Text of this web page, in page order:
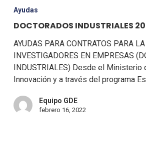
Ayudas
DOCTORADOS INDUSTRIALES
AYUDAS PARA CONTRATOS PARA
INVESTIGADORES EN EMPRESAS
INDUSTRIALES) Desde el Ministerio
Innovación y a través del programa
Equipo GDE
febrero 16, 2022